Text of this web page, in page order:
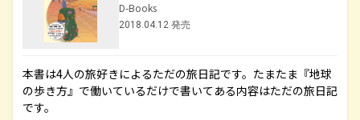
D-Books
2018.04.12 発売
本書は4人の旅好きによるただの旅日記です。たまたま『地球
の歩き方』で働いているだけで書いてある内容はただの旅日記
です。